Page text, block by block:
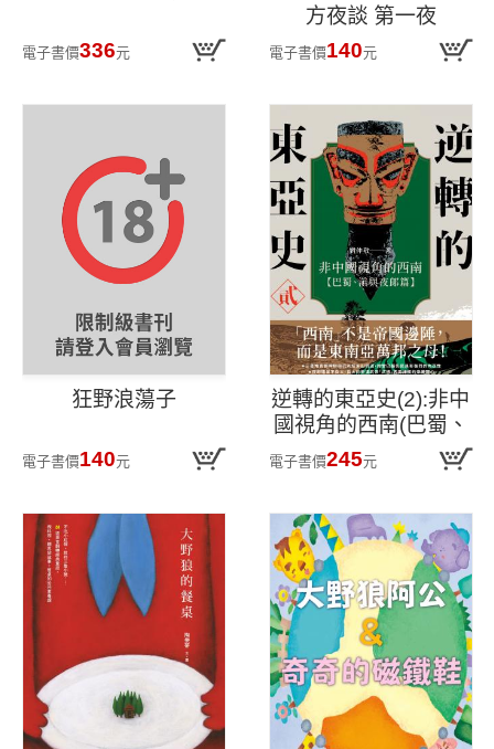
電子書價336元
方夜談 第一夜
電子書價140元
狂野浪蕩子
電子書價140元
逆轉的東亞史(2):非中
國視角的西南(巴蜀、
滇與夜郎篇)
電子書價245元